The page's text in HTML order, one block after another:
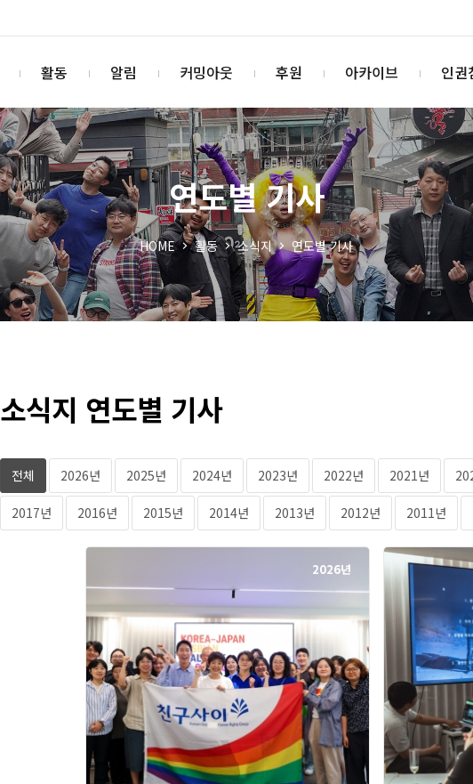
활동 알림 커밍아웃 후원 아카이브 인권
연도별 기사
HOME 활동 소식지 연도별 기사
소식지 연도별 기사
전체 2026년 2025년 2024년 2023년 2022년 2021년
2017년 2016년 2015년 2014년 2013년 2012년 2011년
2026년